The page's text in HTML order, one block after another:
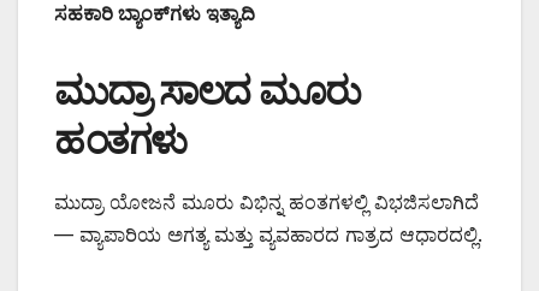
ಸಹಕಾರಿ ಬ್ಯಾಂಕ್‌ಗಳು ಇತ್ಯಾದಿ
ಮುದ್ರಾ ಸಾಲದ ಮೂರು
ಹಂತಗಳು
ಮುದ್ರಾ ಯೋಜನೆ ಮೂರು ವಿಭಿನ್ನ ಹಂತಗಳಲ್ಲಿ ವಿಭಜಿಸಲಾಗಿದೆ
— ವ್ಯಾಪಾರಿಯ ಅಗತ್ಯ ಮತ್ತು ವ್ಯವಹಾರದ ಗಾತ್ರದ ಆಧಾರದಲ್ಲಿ.